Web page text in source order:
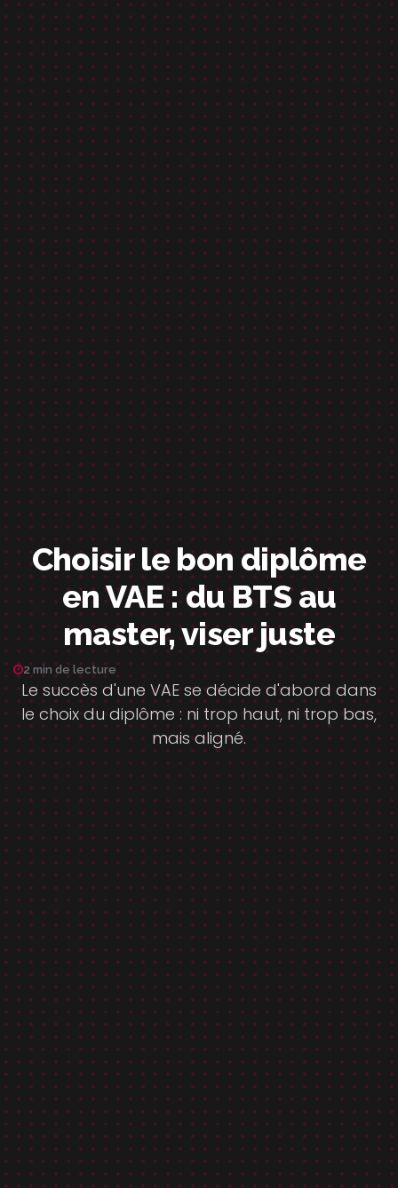
Choisir le bon diplôme
en VAE : du BTS au
master, viser juste
2 min de lecture
Le succès d'une VAE se décide d'abord dans
le choix du diplôme : ni trop haut, ni trop bas,
mais aligné.